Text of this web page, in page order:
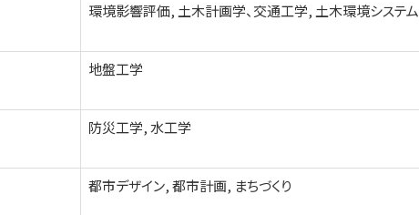
環境影響評価, 土木計画学、交通工学, 土木環境システム
地盤工学
防災工学, 水工学
都市デザイン, 都市計画, まちづくり